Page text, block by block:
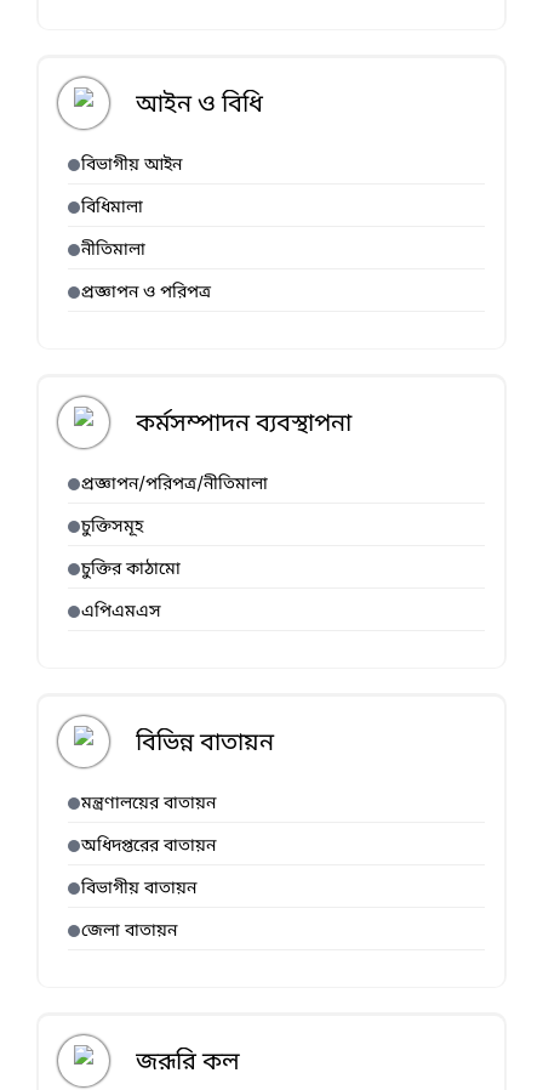
আইন ও বিধি
বিভাগীয় আইন
বিধিমালা
নীতিমালা
প্রজ্ঞাপন ও পরিপত্র
কর্মসম্পাদন ব্যবস্থাপনা
প্রজ্ঞাপন/পরিপত্র/নীতিমালা
চুক্তিসমূহ
চুক্তির কাঠামো
এপিএমএস
বিভিন্ন বাতায়ন
মন্ত্রণালয়ের বাতায়ন
অধিদপ্তরের বাতায়ন
বিভাগীয় বাতায়ন
জেলা বাতায়ন
জরূরি কল